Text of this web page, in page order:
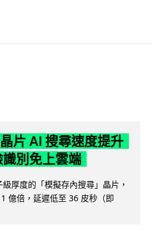
片 AI 搜尋速度提升
別免上雲端
厚度的「模擬存內搜尋」晶片，
億倍，延遲低至 36 皮秒（即